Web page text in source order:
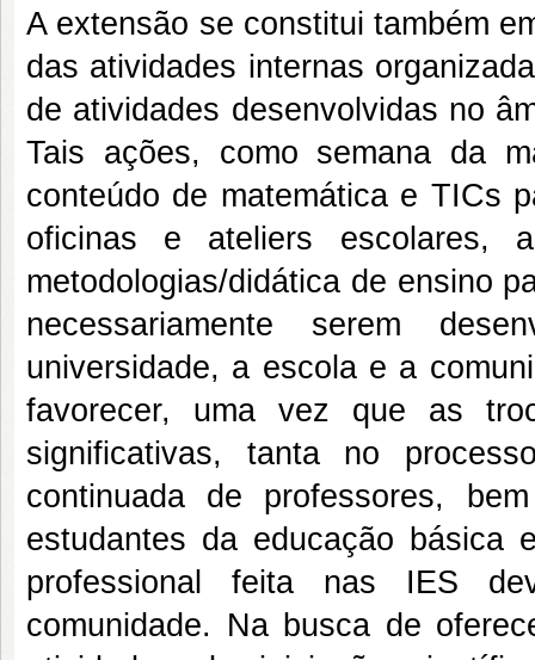
A extensão se constitui também
das atividades internas
de atividades desenvolvidas no
Tais ações, como semana da
conteúdo de matemática e TICs
oficinas e ateliers escolares,
metodologias/didática de ensino
necessariamente serem
universidade, a escola e a
favorecer, uma vez que as
significativas, tanta no
continuada de professores,
estudantes da educação básica
professional feita nas IES
comunidade. Na busca de